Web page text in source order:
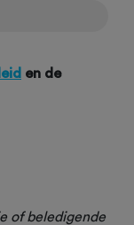
en de
of beledigende